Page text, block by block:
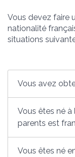
Vous devez faire
nationalité
situations
Vous avez
Vous êtes né
parents est
Vous êtes né